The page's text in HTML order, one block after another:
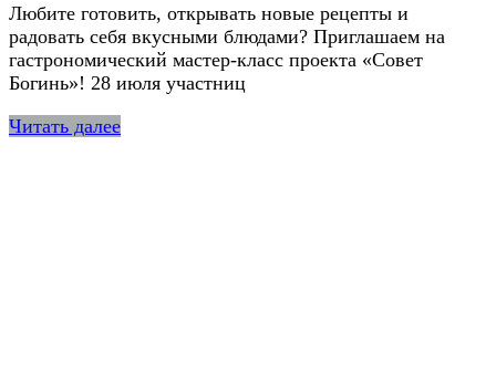
Любите готовить, открывать новые рецепты и
радовать себя вкусными блюдами? Приглашаем на
гастрономический мастер-класс проекта «Совет
Богинь»! 28 июля участниц
Читать далее